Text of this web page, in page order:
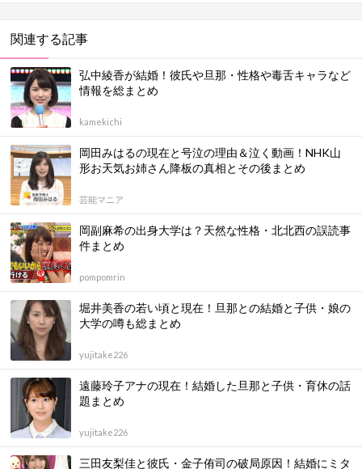
関連する記事
弘中綾香が結婚！彼氏や旦那・性格や毒舌キャラなど
情報を総まとめ
kamekichi
岡田みはるの現在と号泣の理由＆泣く動画！NHK山
形お天気お姉さん降板の真相とその後まとめ
芸能マニア
岡副麻希の出身大学は？天然な性格・北北西の誤読事
件まとめ
pompomrin
堀井美香の若い頃と現在！旦那との結婚と子供・娘の
大学の噂も総まとめ
yujitake226
遠藤玲子アナの現在！結婚した旦那と子供・育休の話
題まとめ
yujitake226
三田友梨佳と彼氏・金子侑司の破局原因！結婚にミタ